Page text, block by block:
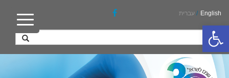
פתח סרגל נגישות
English
/ עברית